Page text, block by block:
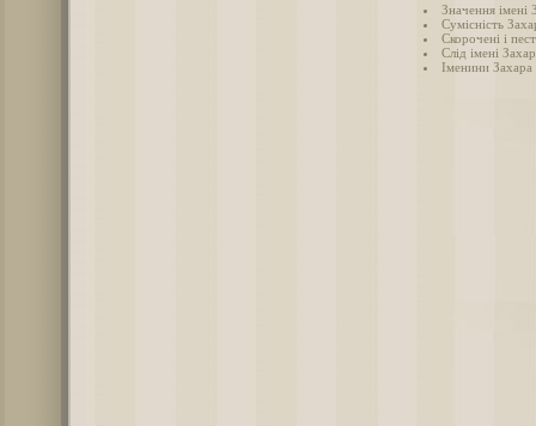
Значення імені
Сумісність
Скорочені і
Слід імені Захар
Іменини Захара